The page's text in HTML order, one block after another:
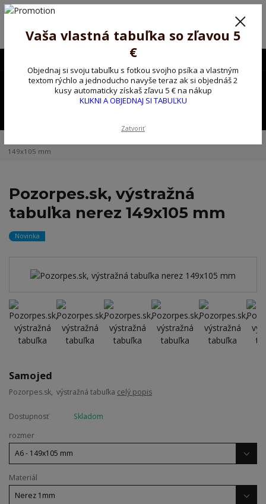
Poprosíme ctených zákazníkov o trpezlivosť, v tomto období máme
Preto sme Vám pripravili malý darček ako ospravedlnenie.
!!! ZĽAVA 5€ na PRVÚ objednávku nad 30€ s kódom pozorpes5 !!!
0,00 EUR
149x105 mm
Pozorpes.sk, výstražná
tabuľka nerez 149x105 mm
Novinka
Samojed
Pozorpes.sk, výstražná tabuľka celý popis
Dostupnosť
Skladom
rozmer
Materiál
Vaša vlastná tabuľka so zľavou 5
€
Objednaj si svoju tabuľku s fotkou svojho psíka a vlastným
textom rýchlo a jednoducho navyše teraz ak si objednáš 2
kusy automaticky získaš zľavu 5 € na nákup
KLIKNI A OBJEDNAJ SI TABUĽKU
Zatvoriť